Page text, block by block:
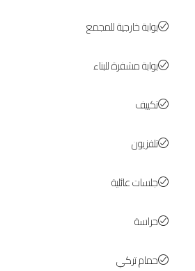
بوابة خارجية للمجمع
بوابة مشفرة للبناء
تكييف
تلفزيون
جلسات عائلية
حراسة
حمام تركي